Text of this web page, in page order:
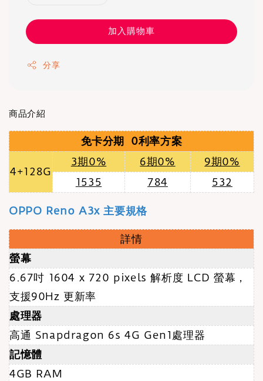
加入購物車
分享
商品介紹
免卡分期 0利率方案
4+128G
3期0% 6期0%
9期0%
1535
784 532
OPPO Reno A3x 主要規格
詳情
螢幕
6.67吋 1604 x 720 pixels 解析度 LCD 螢幕 ，
支援90Hz 更新率
處理器
高通 Snapdragon 6s 4G Gen1處理器
記憶體
4GB RAM